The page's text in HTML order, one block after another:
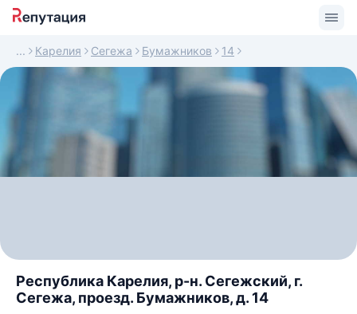
Карелия Сегежа Бумажников 14
Республика Карелия, р-н. Сегежский, г.
Сегежа, проезд. Бумажников, д. 14